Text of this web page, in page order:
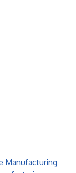
Manufacturing